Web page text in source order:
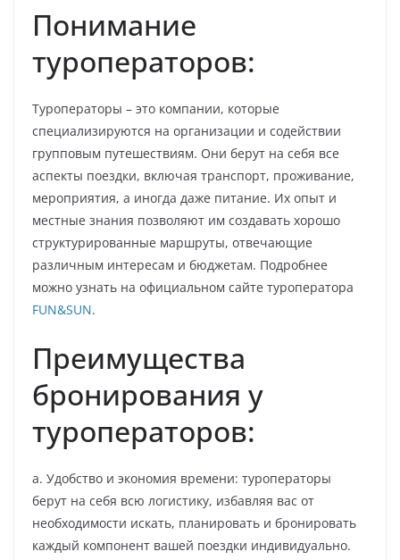
Понимание
туроператоров:
Туроператоры – это компании, которые
специализируются на организации и содействии
групповым путешествиям. Они берут на себя все
аспекты поездки, включая транспорт, проживание,
мероприятия, а иногда даже питание. Их опыт и
местные знания позволяют им создавать хорошо
структурированные маршруты, отвечающие
различным интересам и бюджетам. Подробнее
можно узнать на официальном сайте туроператора
FUN&SUN.
Преимущества
бронирования у
туроператоров:
а. Удобство и экономия времени: туроператоры
берут на себя всю логистику, избавляя вас от
необходимости искать, планировать и бронировать
каждый компонент вашей поездки индивидуально.